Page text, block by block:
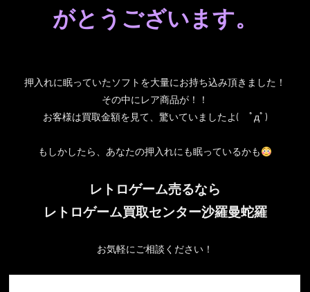
がとうございます。
押入れに眠っていたソフトを大量にお持ち込み頂きました！
その中にレア商品が！！
お客様は買取金額を見て、驚いていましたよ( ﾟдﾟ)
もしかしたら、あなたの押入れにも眠っているかも
レトロゲーム売るなら
レトロゲーム買取センター沙羅曼蛇羅
お気軽にご相談ください！